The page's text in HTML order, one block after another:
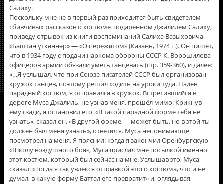
Салиху.
Поскольку мне не в первый раз приходится быть свидетелем
сбивчивых рассказов о костюме, подаренном Джалилем Салиху,
приведу отрывок из книги воспоминаний Салиха Вазыховича
«Баштан үткәннәр» — «О пережитом» (Казань, 1974 г.). Он пишет,
что в 1934 году с подачи наркома обороны СССР К. Ворошилова
офицеров армии обязали уметь танцевать (стр. 359-360), и далее:
«…Я услышал, что при Союзе писателей СССР был организован
кружок танцев, поэтому решил ходить на уроки туда. Надев
парадный костюм, я отправился в кружок. Встретившийся в
дороге Муса Джалиль, не узнав меня, прошëл мимо. Крикнув
ему сзади, я остановил его. «В такой парадной форме тебя не
узнать», сказал он. «В другой форме — может быть, но в этой ты
должен был меня узнать», ответил я. Муса непонимающе
посмотрел на меня. Я пояснил: когда я закончил Оренбургскую
«Школу воздушного боя», Муса прислал мне посылкой именно
этот костюм, который был сейчас на мне. Услышав это, Муса
сказал: «Тогда я так увлëкся отправкой этого костюма, что и не
думал, в какую форму Баттал его превратит» и, оглядывая,